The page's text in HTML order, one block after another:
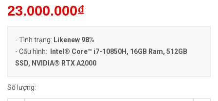
23.000.000₫
- Tình trạng: Likenew 98%
- Cấu hình:
Intel® Core™ i7-10850H, 16GB Ram, 512GB
SSD, NVIDIA® RTX A2000
Số lượng: